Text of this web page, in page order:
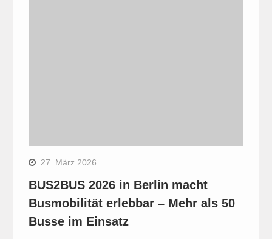
27. März 2026
BUS2BUS 2026 in Berlin macht
Busmobilität erlebbar – Mehr als 50
Busse im Einsatz